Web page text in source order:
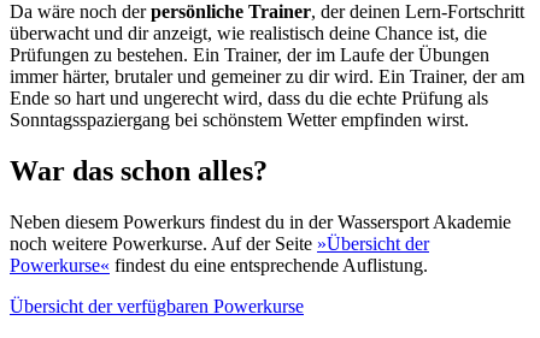
Da wäre noch derpersönliche Trainer, der deinen Lern-Fortschritt
überwacht und dir anzeigt, wie realistisch deine Chance ist, die
Prüfungen zu bestehen. Ein Trainer, der im Laufe der Übungen
immer härter, brutaler und gemeiner zu dir wird. Ein Trainer, der am
Ende so hart und ungerecht wird, dass du die echte Prüfung als
Sonntagsspaziergang bei schönstem Wetter empfinden wirst.
War das schon alles?
Neben diesem Powerkurs findest du in der Wassersport Akademie
noch weitere Powerkurse. Auf der Seite »Übersicht der
Powerkurse« findest du eine entsprechende Auflistung.
Übersicht der verfügbaren Powerkurse